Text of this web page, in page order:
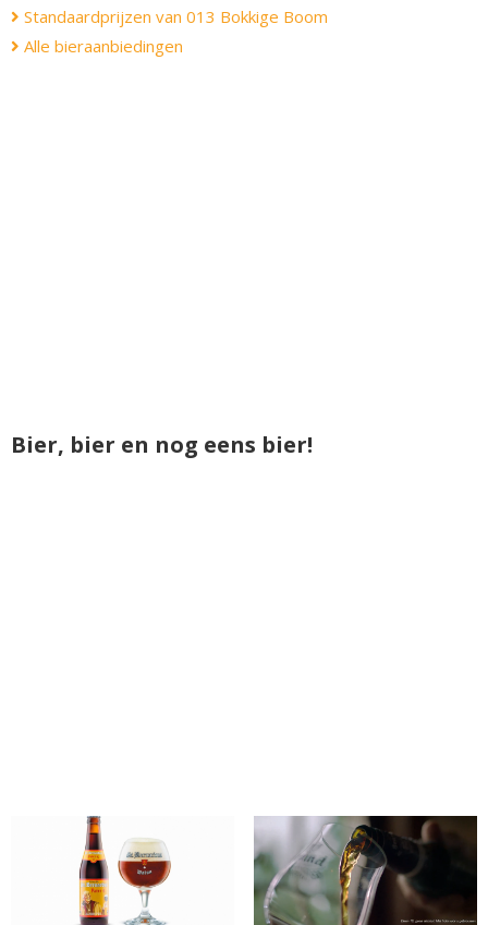
Standaardprijzen van 013 Bokkige Boom
Alle bieraanbiedingen
Bier, bier en nog eens bier!